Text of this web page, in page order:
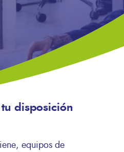
disposición
equipos de